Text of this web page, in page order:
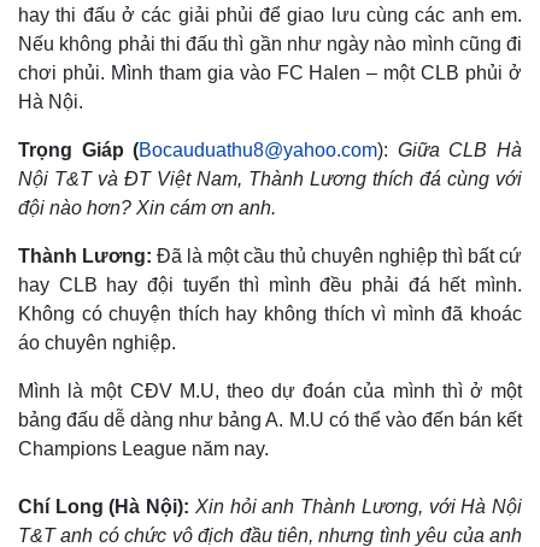
hay thi đấu ở các giải phủi để giao lưu cùng các anh em.
Nếu không phải thi đấu thì gần như ngày nào mình cũng đi
chơi phủi. Mình tham gia vào FC Halen – một CLB phủi ở
Hà Nội.
Trọng Giáp (Bocauduathu8@yahoo.com): Giữa CLB Hà
Nội T&T và ĐT Việt Nam, Thành Lương thích đá cùng với
đội nào hơn? Xin cám ơn anh.
Thành Lương: Đã là một cầu thủ chuyên nghiệp thì bất cứ
hay CLB hay đội tuyển thì mình đều phải đá hết mình.
Không có chuyện thích hay không thích vì mình đã khoác
áo chuyên nghiệp.
Mình là một CĐV M.U, theo dự đoán của mình thì ở một
bảng đấu dễ dàng như bảng A. M.U có thể vào đến bán kết
Champions League năm nay.
Chí Long (Hà Nội): Xin hỏi anh Thành Lương, với Hà Nội
T&T anh có chức vô địch đầu tiên, nhưng tình yêu của anh